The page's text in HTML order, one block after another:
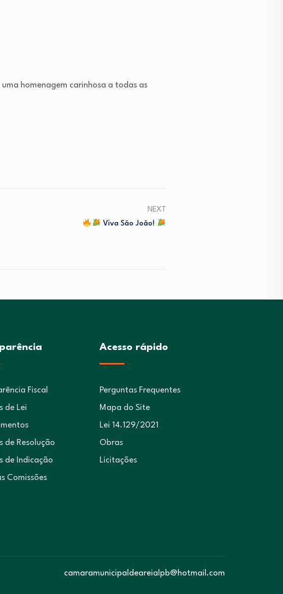
homenagem carinhosa a todas as
NEXT
Viva São João!
Fiscal
de Lei
de Resolução
de Indicação
Comissões
Acesso rápido
Perguntas Frequentes
Mapa do Site
Lei 14.129/2021
Obras
Licitações
camaramunicipaldeareialpb@hotmail.com